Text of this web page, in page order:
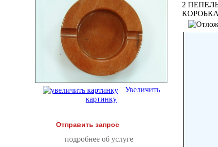
Увеличить
картинку
Отправить запрос
подробнее об услуге
2